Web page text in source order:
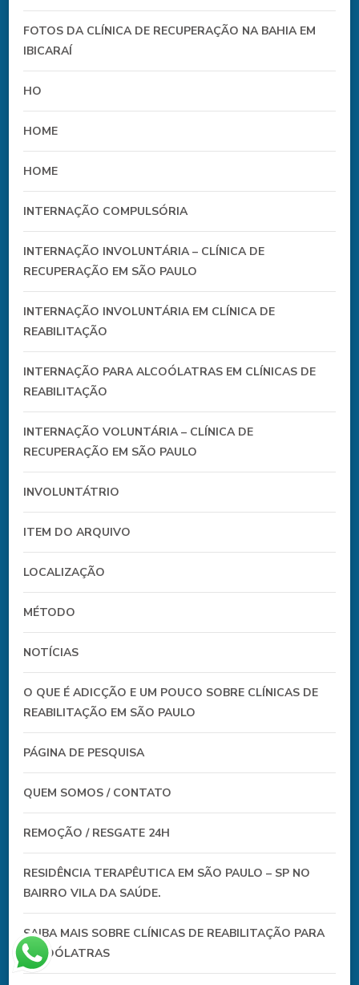
FOTOS DA CLÍNICA DE RECUPERAÇÃO NA BAHIA EM
IBICARAÍ
HO
HOME
HOME
INTERNAÇÃO COMPULSÓRIA
INTERNAÇÃO INVOLUNTÁRIA – CLÍNICA DE
RECUPERAÇÃO EM SÃO PAULO
INTERNAÇÃO INVOLUNTÁRIA EM CLÍNICA DE
REABILITAÇÃO
INTERNAÇÃO PARA ALCOÓLATRAS EM CLÍNICAS DE
REABILITAÇÃO
INTERNAÇÃO VOLUNTÁRIA – CLÍNICA DE
RECUPERAÇÃO EM SÃO PAULO
INVOLUNTÁTRIO
ITEM DO ARQUIVO
LOCALIZAÇÃO
MÉTODO
NOTÍCIAS
O QUE É ADICÇÃO E UM POUCO SOBRE CLÍNICAS DE
REABILITAÇÃO EM SÃO PAULO
PÁGINA DE PESQUISA
QUEM SOMOS / CONTATO
REMOÇÃO / RESGATE 24H
RESIDÊNCIA TERAPÊUTICA EM SÃO PAULO – SP NO
BAIRRO VILA DA SAÚDE.
SAIBA MAIS SOBRE CLÍNICAS DE REABILITAÇÃO PARA
ALCOÓLATRAS